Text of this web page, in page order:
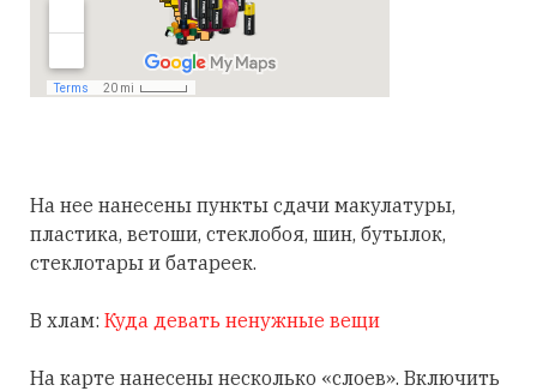
На нее нанесены пункты сдачи макулатуры,
пластика, ветоши, стеклобоя, шин, бутылок,
стеклотары и батареек.
В хлам: Куда девать ненужные вещи
На карте нанесены несколько «слоев». Включить